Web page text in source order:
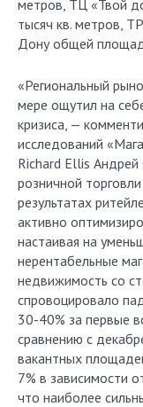
метров, ТЦ «Твой
тысяч кв. метров,
Дону общей
«Региональный
мере ощутил на
кризиса, —
исследований
Richard Ellis
розничной
результатах
активно
настаивая на
нерентабельные
недвижимость со
спровоцировало
30-40% за первые
сравнению с
вакантных
7% в зависимости
что наиболее